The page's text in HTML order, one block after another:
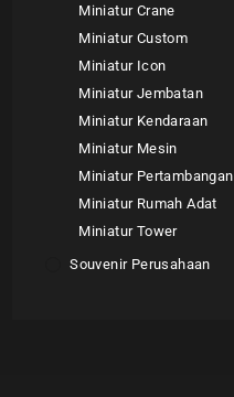
Miniatur Crane
Miniatur Custom
Miniatur Icon
Miniatur Jembatan
Miniatur Kendaraan
Miniatur Mesin
Miniatur Pertambangan
Miniatur Rumah Adat
Miniatur Tower
Souvenir Perusahaan